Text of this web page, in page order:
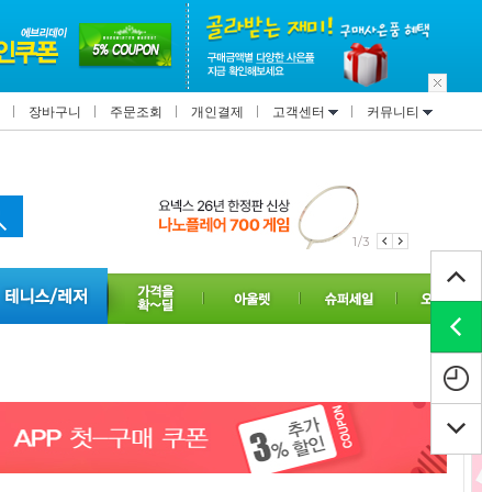
장바구니 주문조회 개인결제 고객센터 커뮤니티
2/3